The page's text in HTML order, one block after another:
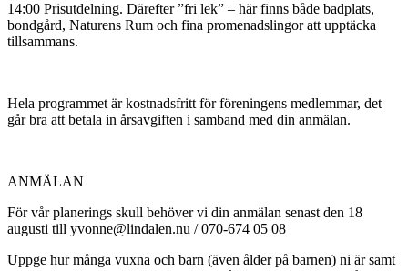
14:00 Prisutdelning. Därefter ”fri lek” – här finns både badplats,
bondgård, Naturens Rum och fina promenadslingor att upptäcka
tillsammans.
Hela programmet är kostnadsfritt för föreningens medlemmar, det
går bra att betala in årsavgiften i samband med din anmälan.
ANMÄLAN
För vår planerings skull behöver vi din anmälan senast den 18
augusti till yvonne@lindalen.nu / 070-674 05 08
Uppge hur många vuxna och barn (även ålder på barnen) ni är samt